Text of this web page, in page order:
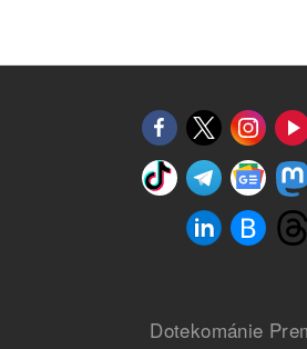
Dotekománie